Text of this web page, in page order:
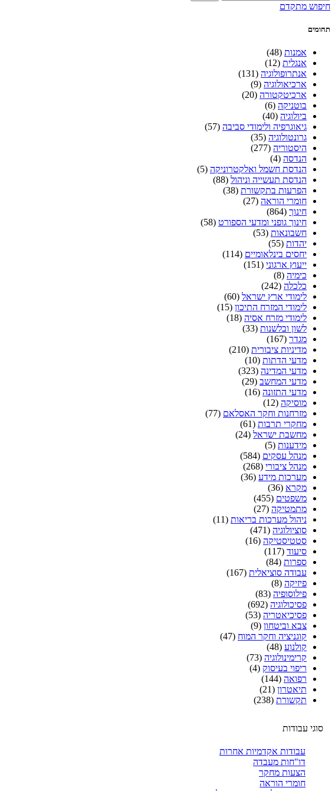
חיפוש מתקדם
תחומים
אמנות (48)
אנגלית (12)
אנתרופולוגיה (131)
ארכיאולוגיה (9)
ארכיטקטורה (20)
בוטניקה (6)
ביולוגיה (40)
גיאוגרפיה ולימודי סביבה (57)
גרונטולוגיה (35)
היסטוריה (277)
הנדסה (4)
הנדסת חשמל ואלקטרוניקה (5)
הנדסת תעשייה וניהול (88)
הפרעות בתקשורת (38)
חומרי הוראה (27)
חינוך (864)
חינוך גופני ומדעי הספורט (58)
חשבונאות (53)
יהדות (55)
יחסים בינלאומיים (114)
ייעוץ ארגוני (151)
כימיה (8)
כלכלה (242)
לימודי ארץ ישראל (60)
לימודי המזרח התיכון (15)
לימודי מזרח אסיה (18)
לשון ובלשנות (33)
מגדר (167)
מדיניות ציבורית (210)
מדעי הדתות (10)
מדעי המדינה (323)
מדעי המחשב (29)
מדעי התזונה (16)
מוסיקה (12)
מזרחנות וחקר האסלאם (77)
מחקרי תרבות (61)
מחשבת ישראל (24)
מידענות (5)
מנהל עסקים (584)
מנהל ציבורי (268)
מערכות מידע (36)
מקרא (36)
משפטים (455)
מתמטיקה (27)
ניהול מערכות בריאות (11)
סוציולוגיה (471)
סטטיסטיקה (16)
סיעוד (117)
ספרות (84)
עבודה סוציאלית (167)
פיזיקה (8)
פילוסופיה (83)
פסיכולוגיה (692)
פסיכיאטריה (53)
צבא וביטחון (9)
קוגניציה וחקר המוח (47)
קולנוע (48)
קרימינולוגיה (73)
ריפוי בעיסוק (4)
רפואה (144)
תיאטרון (21)
תקשורת (238)
סוגי עבודות
עבודות אקדמיות אחרות
דו"חות מעבדה
הצעות מחקר
חומרי הוראה